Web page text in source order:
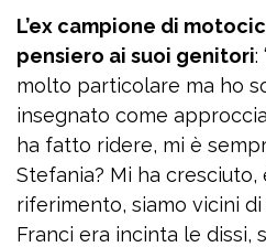
L’ex campione di
pensiero ai suoi genitori:
molto particolare ma ho
insegnato come
ha fatto ridere, mi è
Stefania? Mi ha cresciuto,
riferimento, siamo vicini di
Franci era incinta le dissi,